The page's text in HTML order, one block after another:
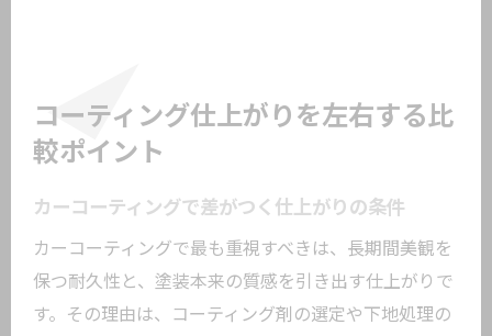
コーティング仕上がりを左右する比
較ポイント
カーコーティングで差がつく仕上がりの条件
カーコーティングで最も重視すべきは、長期間美観を
保つ耐久性と、塗装本来の質感を引き出す仕上がりで
す。その理由は、コーティング剤の選定や下地処理の